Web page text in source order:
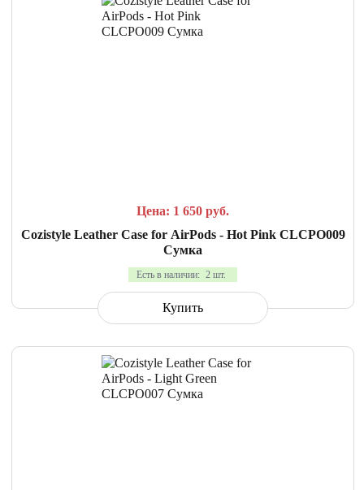
Цена: 1 650 руб.
Cozistyle Leather Case for AirPods - Hot Pink CLCPO009
Сумка
Есть в наличии: 2 шт.
Купить